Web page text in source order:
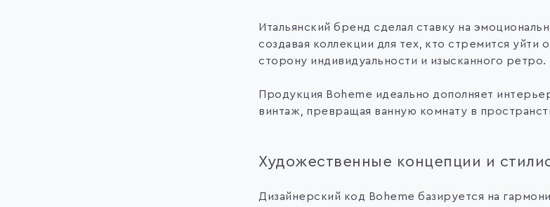
Итальянский бренд сделал ставку на
создавая коллекции для тех, кто стремится уйти
сторону индивидуальности и изысканного ретро.
Продукция Boheme идеально дополняет
винтаж, превращая ванную комнату в
Художественные концепции и
Дизайнерский код Boheme базируется на